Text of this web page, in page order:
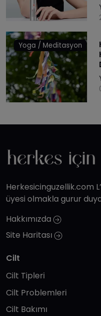
Yoga / Meditasyon
Herkesicinguzellik.com
üyesi olmakla gurur
Hakkımızda
Site Haritası
Cilt
Cilt Tipleri
Cilt Problemleri
Cilt Bakımı